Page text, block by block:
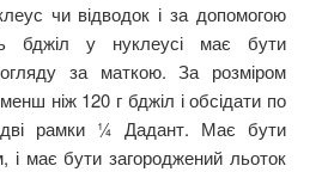
чи відводок і за допомогою
бджіл у нуклеусі має бути
за маткою. За розміром
ніж 120 г бджіл і обсідати по
рамки ¼ Дадант. Має бути
і має бути загороджений льоток